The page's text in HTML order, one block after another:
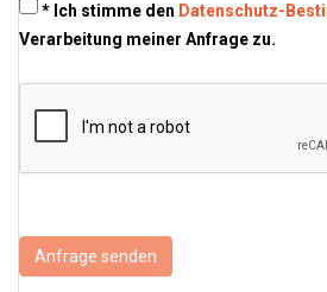
* Ich stimme den Datenschutz-
Verarbeitung meiner Anfrage zu.
Anfrage senden